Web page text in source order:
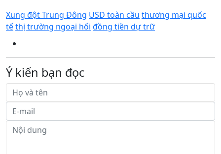
Xung đột Trung Đông USD toàn cầu thương mại quốc
tếthị trường ngoại hối đồng tiền dự trữ
Ý kiến bạn đọc